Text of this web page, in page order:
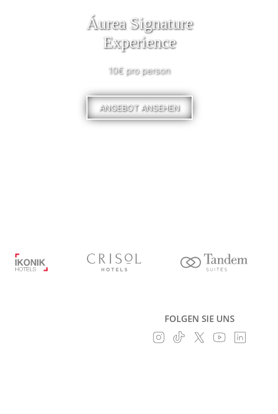
Áurea Signature
Experience
10€ pro person
ANGEBOT ANSEHEN
FOLGEN SIE UNS